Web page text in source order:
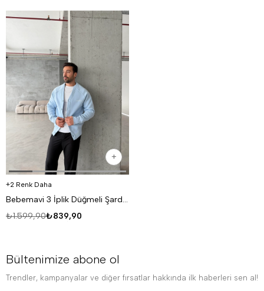
2 Renk Daha
Bebemavi 3 İplik Düğmeli Şardonlu DISORDER Baskılı Hırka VS
₺839,90
₺1.599,90
Bültenimize abone ol
Trendler, kampanyalar ve diğer fırsatlar hakkında ilk haberleri sen al!